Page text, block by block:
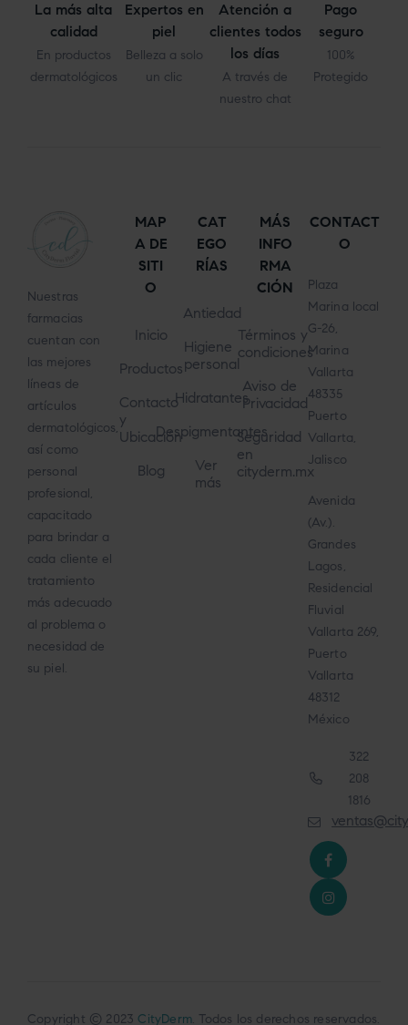
La más alta
calidad
En productos
dermatológicos
Expertos en
piel
Belleza a solo
un clic
Atención a
clientes todos
los días
A través de
nuestro chat
Pago
seguro
100%
Protegido
Nuestras
farmacias
cuentan con
las mejores
líneas de
artículos
dermatológicos,
así como
personal
profesional,
capacitado
para brindar a
cada cliente el
tratamiento
más adecuado
al problema o
necesidad de
su piel.
MAP
A DE
SITI
O
Inicio
Productos
Contacto
y
Ubicación
Blog
CAT
EGO
RÍAS
Antiedad
Higiene
personal
Hidratantes
Despigmentantes
Ver
más
MÁS
INFO
RMA
CIÓN
Términos y
condiciones
Aviso de
Privacidad
Seguridad
en
cityderm.mx
CONTACT
O
Plaza
Marina local
G-26,
Marina
Vallarta
48335
Puerto
Vallarta,
Jalisco
Avenida
(Av.).
Grandes
Lagos,
Residencial
Fluvial
Vallarta 269,
Puerto
Vallarta
48312
México
322
208
1816
Copyright © 2023 CityDerm. Todos los derechos reservados.